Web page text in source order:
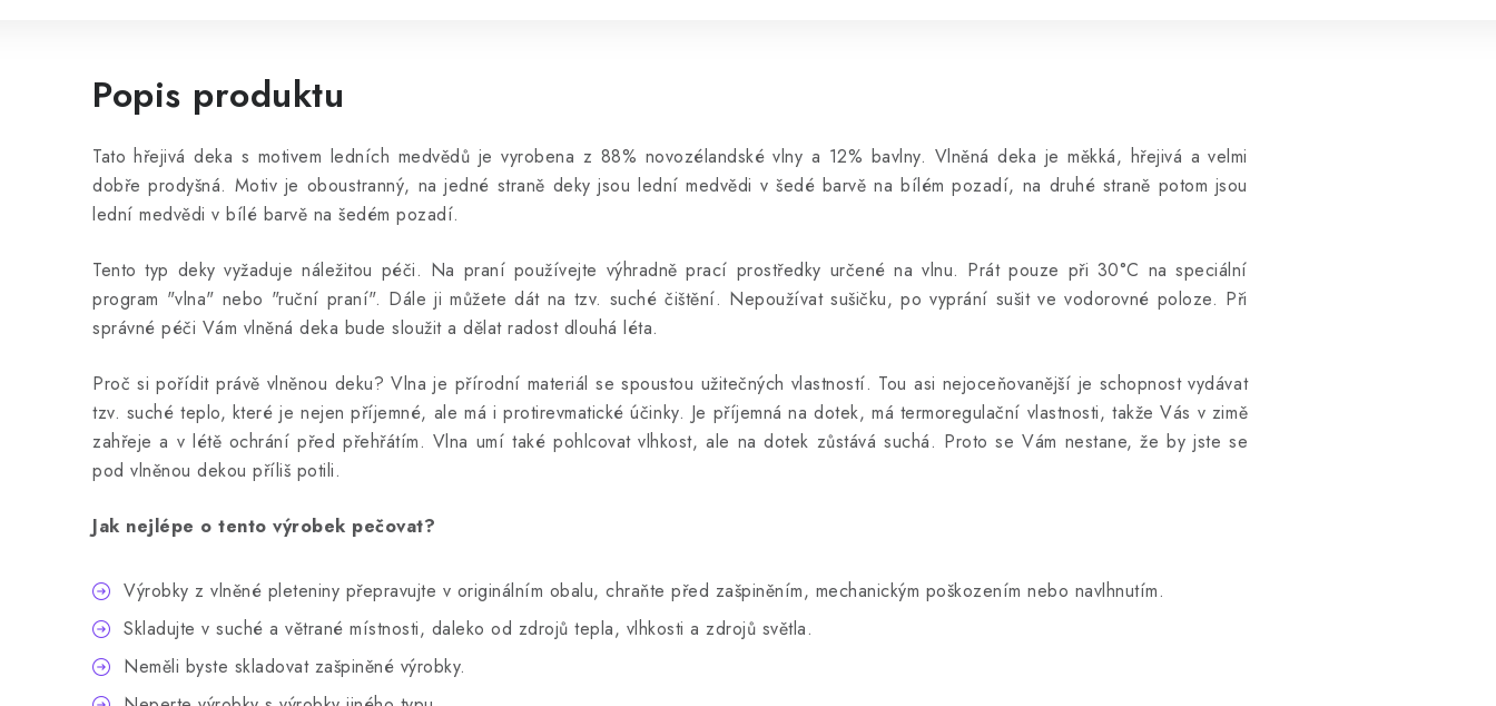
Popis produktu
Tato hřejivá deka s motivem ledních medvědů je vyrobena z 88% novozélandské vlny a 12% bavlny. Vlněná deka je měkká, hřejivá a velmi
dobře prodyšná. Motiv je oboustranný, na jedné straně deky jsou lední medvědi v šedé barvě na bílém pozadí, na druhé straně potom jsou
lední medvědi v bílé barvě na šedém pozadí.
Tento typ deky vyžaduje náležitou péči. Na praní používejte výhradně prací prostředky určené na vlnu. Prát pouze při 30°C na speciální
program "vlna" nebo "ruční praní". Dále ji můžete dát na tzv. suché čištění. Nepoužívat sušičku, po vyprání sušit ve vodorovné poloze. Při
správné péči Vám vlněná deka bude sloužit a dělat radost dlouhá léta.
Proč si pořídit právě vlněnou deku? Vlna je přírodní materiál se spoustou užitečných vlastností. Tou asi nejoceňovanější je schopnost vydávat
tzv. suché teplo, které je nejen příjemné, ale má i protirevmatické účinky. Je příjemná na dotek, má termoregulační vlastnosti, takže Vás v zimě
zahřeje a v létě ochrání před přehřátím. Vlna umí také pohlcovat vlhkost, ale na dotek zůstává suchá. Proto se Vám nestane, že by jste se
pod vlněnou dekou příliš potili.
Jak nejlépe o tento výrobek pečovat?
Výrobky z vlněné pleteniny přepravujte v originálním obalu, chraňte před zašpiněním, mechanickým poškozením nebo navlhnutím.
Skladujte v suché a větrané místnosti, daleko od zdrojů tepla, vlhkosti a zdrojů světla.
Neměli byste skladovat zašpiněné výrobky.